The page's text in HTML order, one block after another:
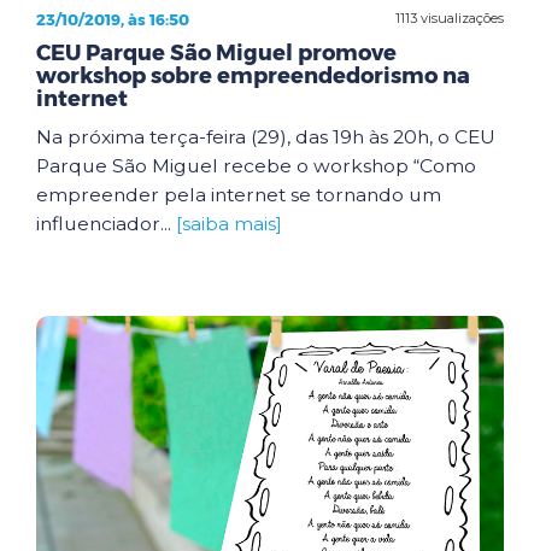
1113 visualizações
23/10/2019, às 16:50
CEU Parque São Miguel promove
workshop sobre empreendedorismo na
internet
Na próxima terça-feira (29), das 19h às 20h, o CEU
Parque São Miguel recebe o workshop “Como
empreender pela internet se tornando um
influenciador... [saiba mais]